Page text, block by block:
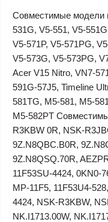
Совместимые модели
531G, V5-551, V5-
V5-571P, V5-571PG,
V5-573G, V5-573PG,
Acer V15 Nitro, VN7-
591G-57J5, Timeline
581TG, M5-581, M5-
M5-582PT
R3KBW 0R, NSK-
9Z.N8QBC.B0R,
9Z.N8QSQ.70R,
11F53SU-4424, 0KN0-
MP-11F5, 11F53U4-
4424, NSK-R3KBW,
NK.I1713.00W,